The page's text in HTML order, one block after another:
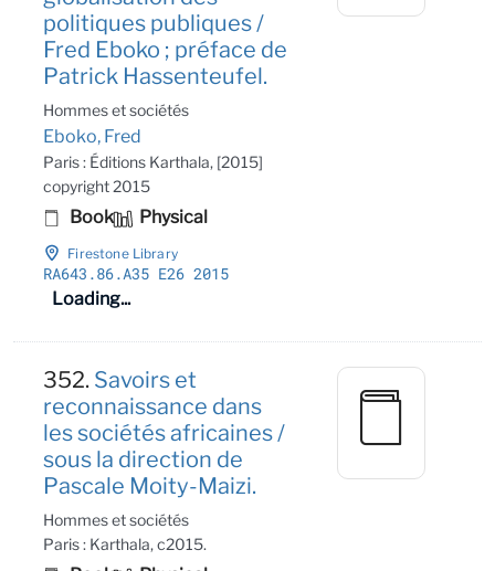
politiques publiques /
Fred Eboko ; préface de
Patrick Hassenteufel.
Hommes et sociétés
Eboko, Fred
Paris : Éditions Karthala, [2015]
copyright 2015
Book Physical
Firestone Library
RA643 .86.A35 E26 2015
Loading...
352. Savoirs et
reconnaissance dans
les sociétés africaines /
sous la direction de
Pascale Moity-Maizi.
Hommes et sociétés
Paris : Karthala, c2015.